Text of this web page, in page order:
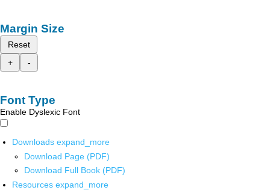
Margin Size
Reset
+
-
Font Type
Enable Dyslexic Font
Downloads expand_more
Download Page (PDF)
Download Full Book (PDF)
Resources expand_more